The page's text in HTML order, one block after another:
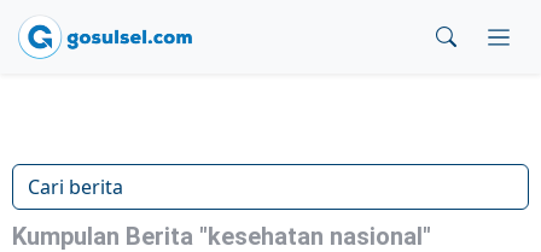
Kumpulan Berita "kesehatan nasional"